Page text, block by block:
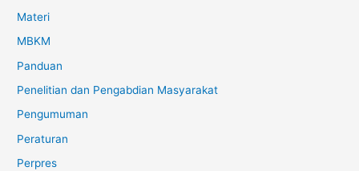
Materi
MBKM
Panduan
Penelitian dan Pengabdian Masyarakat
Pengumuman
Peraturan
Perpres